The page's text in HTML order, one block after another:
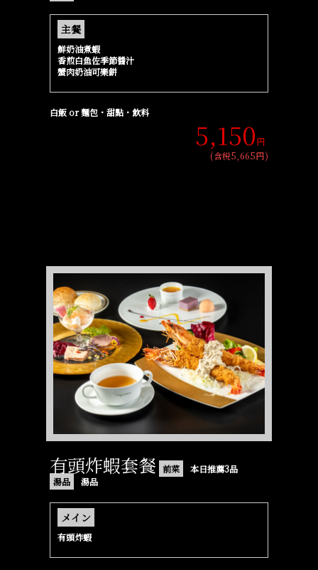
主餐
鮮奶油煮蝦
香煎白鱼佐季節醬汁
蟹肉奶油可樂餅
白飯 or 麵包・甜點・飲料
5,150円
(含税5,665円)
有頭炸蝦套餐 前菜
本日推薦3品
湯品
湯品
メイン
有頭炸蝦